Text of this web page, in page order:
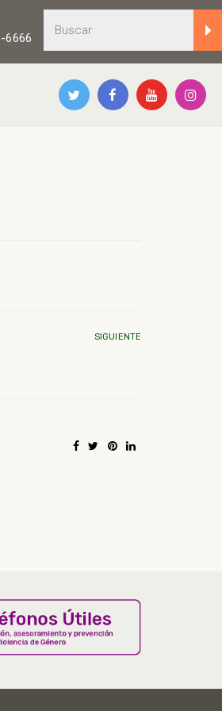
6666
SIGUIENTE